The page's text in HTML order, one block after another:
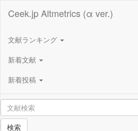
Ceek.jp Altmetrics (α ver.)
文献ランキング
新着文献
新着投稿
検索